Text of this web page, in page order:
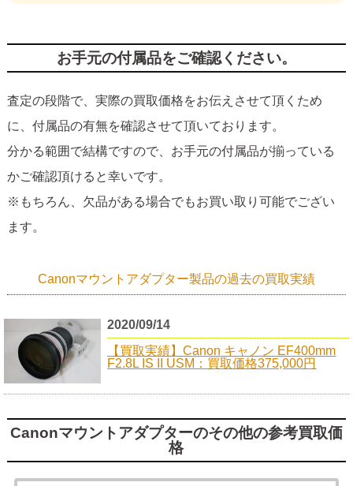
お手元の付属品をご確認ください。
査定の段階で、実際の買取価格をお伝えさせて頂くため
に、付属品の有無を確認させて頂いております。
分かる範囲で結構ですので、お手元の付属品が揃っている
かご確認頂けると幸いです。
※もちろん、欠品がある場合でもお買い取り可能でござい
ます。
Canonマウントアダプター製品の過去の買取実績
2020/09/14
【買取実績】Canon キャノン EF400mm
F2.8L IS II USM：買取価格375,000円
Canonマウントアダプターのその他の参考買取価
格